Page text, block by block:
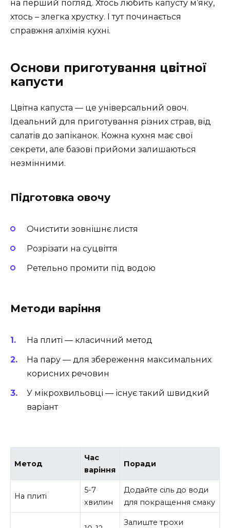
на перший погляд. Хтось любить капусту м’яку,
хтось – злегка хрустку. І тут починається
справжня алхімія кухні.
Основи приготування цвітної
капусти
Цвітна капуста — це універсальний овоч.
Ідеальний для приготування різних страв, від
салатів до запіканок. Кожна кухня має свої
секрети, але базові прийоми залишаються
незмінними.
Підготовка овочу
Очистити зовнішнє листя
Розрізати на суцвіття
Ретельно промити під водою
Методи варіння
На плиті — класичний метод
На пару — для збереження максимальних
корисних речовин
У мікрохвильовці — існує такий швидкий
варіант
Метод
Час
варіння
Поради
На плиті
5-7
хвилин
Додайте сіль до води
для покращення смаку
Залиште трохи